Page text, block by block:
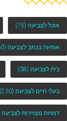
אוכל לצביעה (75)
אותיות בכתב לצביעה (30)
בית לצביעה (38)
בעלי חיים לצביעה (230)
דמויות מצויירות לצביעה